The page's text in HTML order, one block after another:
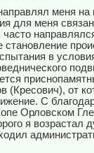
меня на
для меня
в
(Кресович), от
С
Орловском
я возрастал